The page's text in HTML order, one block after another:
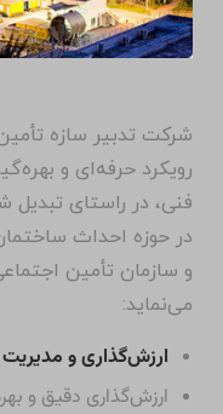
شرکت تدبیر سازه
رویکرد حرفه‌ای و
فنی، در راستای
در حوزه احداث
و سازمان تأمین
می‌نماید:
ارزش‌گذاری و
ارزش‌گذاری دقیق و